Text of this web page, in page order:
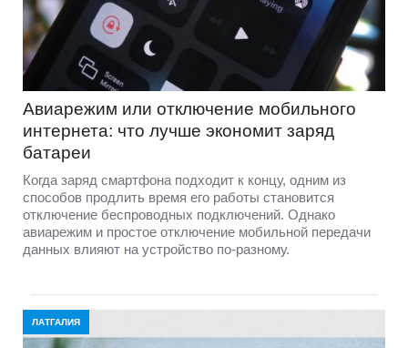
Авиарежим или отключение мобильного
интернета: что лучше экономит заряд
батареи
Когда заряд смартфона подходит к концу, одним из
способов продлить время его работы становится
отключение беспроводных подключений. Однако
авиарежим и простое отключение мобильной передачи
данных влияют на устройство по-разному.
ЛАТГАЛИЯ